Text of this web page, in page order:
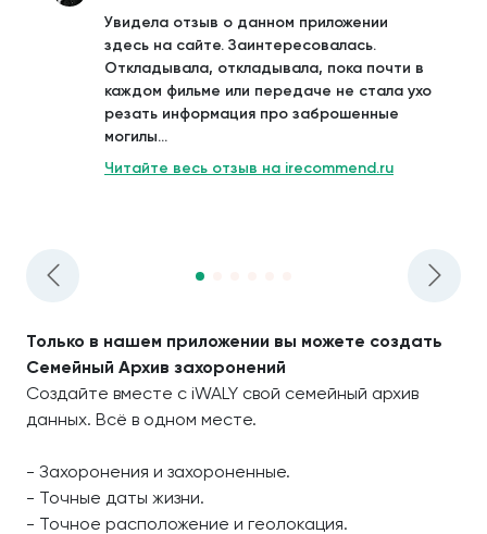
Увидела отзыв о данном приложении
здесь на сайте. Заинтересовалась.
Откладывала, откладывала, пока почти в
каждом фильме или передаче не стала ухо
резать информация про заброшенные
могилы...
Читайте весь отзыв на irecommend.ru
Только в нашем приложении вы можете создать
Семейный Архив захоронений
Создайте вместе с iWALY свой семейный архив
данных. Всё в одном месте.
- Захоронения и захороненные.
- Точные даты жизни.
- Точное расположение и геолокация.